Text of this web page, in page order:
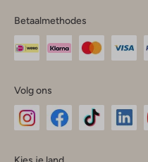
Betaalmethodes
Volg ons